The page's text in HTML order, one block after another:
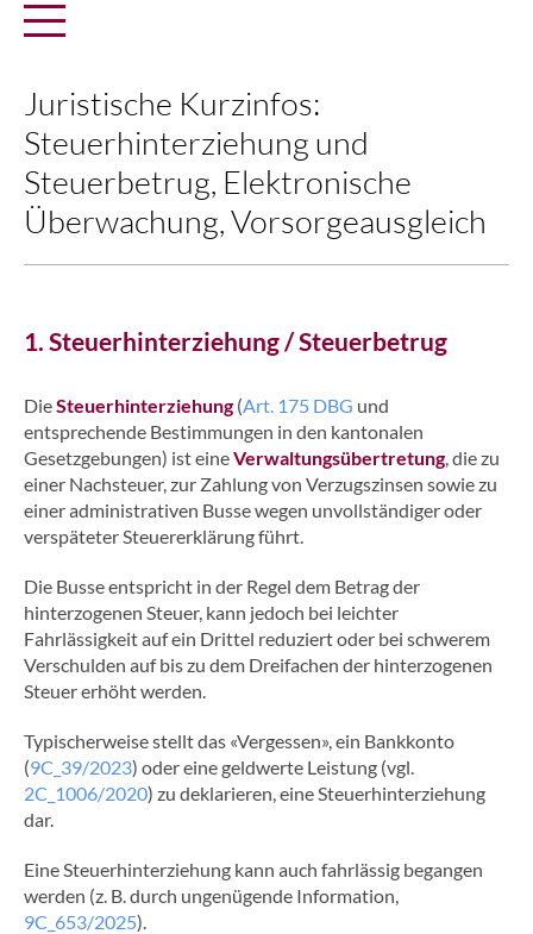
Juristische Kurzinfos:
Steuerhinterziehung und
Steuerbetrug, Elektronische
Überwachung, Vorsorgeausgleich
1. Steuerhinterziehung / Steuerbetrug
DieSteuerhinterziehung(Art. 175 DBG und
entsprechende Bestimmungen in den kantonalen
Gesetzgebungen) ist eineVerwaltungsübertretung, die zu
einer Nachsteuer, zur Zahlung von Verzugszinsen sowie zu
einer administrativen Busse wegen unvollständiger oder
verspäteter Steuererklärung führt.
Die Busse entspricht in der Regel dem Betrag der
hinterzogenen Steuer, kann jedoch bei leichter
Fahrlässigkeit auf ein Drittel reduziert oder bei schwerem
Verschulden auf bis zu dem Dreifachen der hinterzogenen
Steuer erhöht werden.
Typischerweise stellt das «Vergessen», ein Bankkonto
(9C_39/2023) oder eine geldwerte Leistung (vgl.
2C_1006/2020) zu deklarieren, eine Steuerhinterziehung
dar.
Eine Steuerhinterziehung kann auch fahrlässig begangen
werden (z. B. durch ungenügende Information,
9C_653/2025).